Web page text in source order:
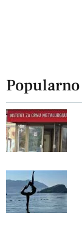
Popularno